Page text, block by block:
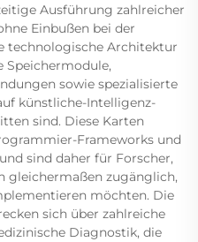
Ausführung zahlreicher
Einbußen bei der
technologische Architektur
Speichermodule,
sowie spezialisierte
künstliche-Intelligenz-
sind. Diese Karten
Frameworks und
sind daher für Forscher,
gleichermaßen zugänglich,
möchten. Die
sich über zahlreiche
Diagnostik, die